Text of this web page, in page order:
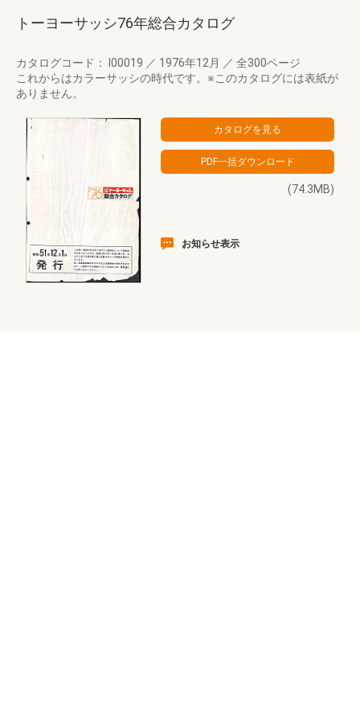
トーヨーサッシ76年総合カタログ
カタログコード： I00019 ／ 1976年12月 ／ 全300ページ
これからはカラーサッシの時代です。※このカタログには表紙が
ありません。
(74.3MB)
お知らせ表示